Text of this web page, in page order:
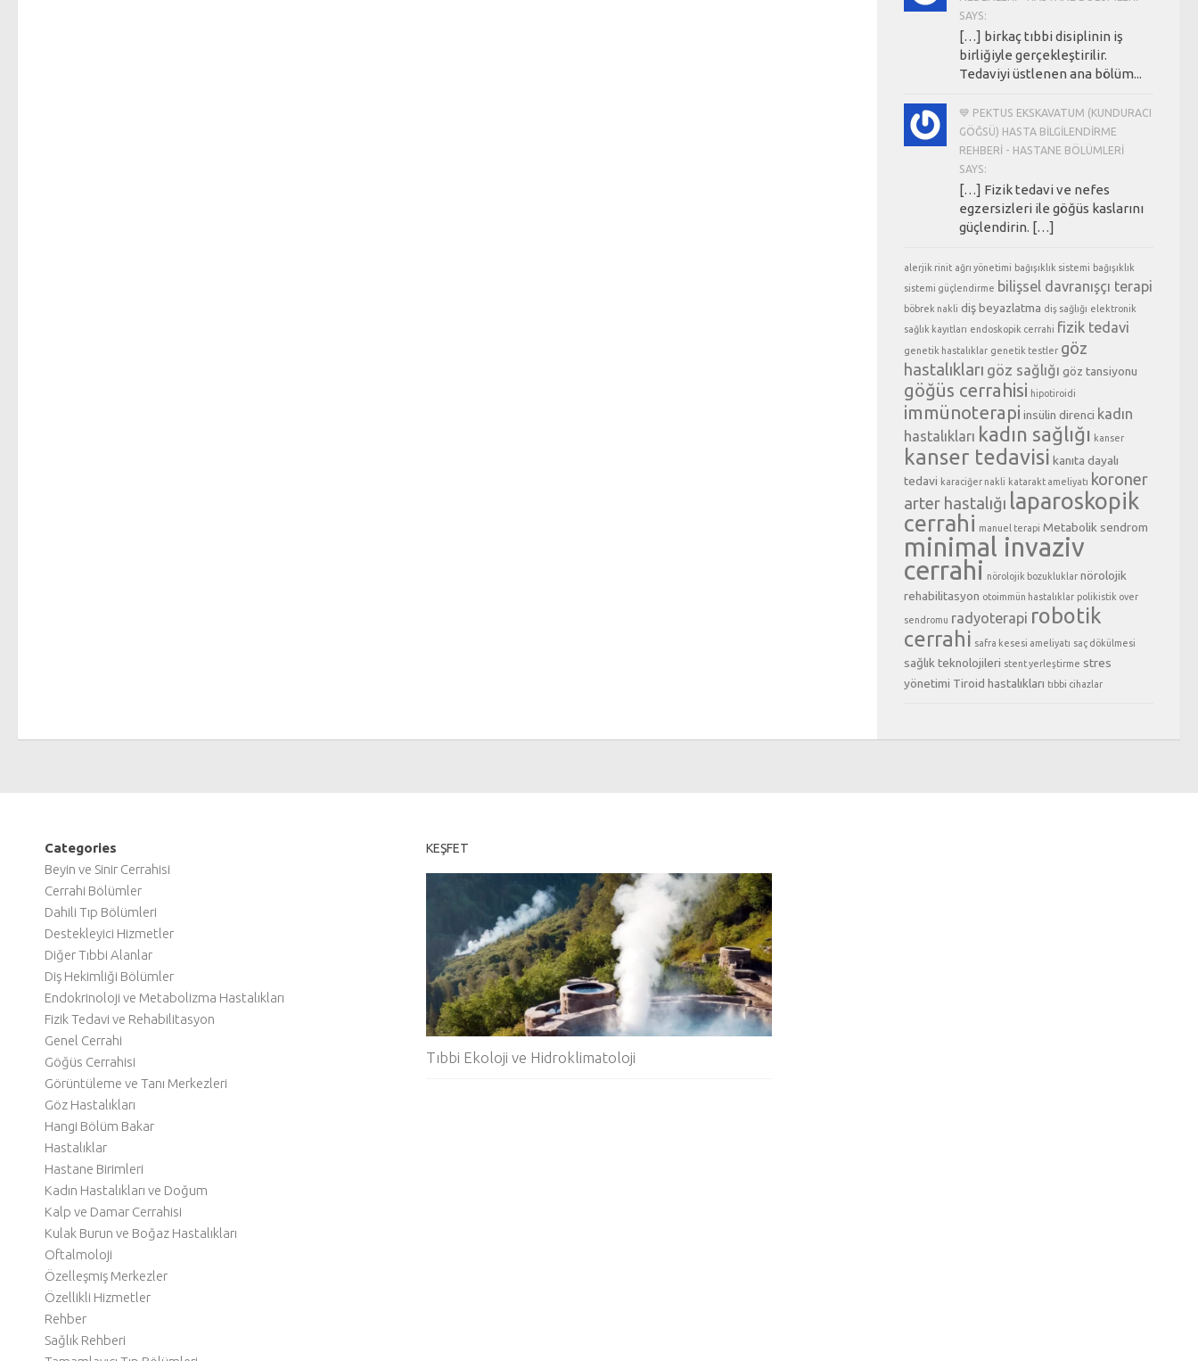
SAYS:
[…] birkaç tıbbi disiplinin iş
birliğiyle gerçekleştirilir.
Tedaviyi üstlenen ana bölüm...
💙 PEKTUS EKSKAVATUM (KUNDURACI
GÖĞSÜ) HASTA BILGILENDIRME
REHBERI - HASTANE BÖLÜMLERI
SAYS:
[…] Fizik tedavi ve nefes
egzersizleri ile göğüs kaslarını
güçlendirin. […]
alerjik rinit ağrı yönetimi bağışıklık sistemi bağışıklık
sistemi güçlendirme bilişsel davranışçı terapi
böbrek nakli diş beyazlatma diş sağlığı elektronik
sağlık kayıtları endoskopik cerrahi fizik tedavi
genetik hastalıklar genetik testler göz
hastalıkları göz sağlığı göz tansiyonu
göğüs cerrahisi hipotiroidi
immünoterapi insülin direnci kadın
hastalıkları kadın sağlığı kanser
kanser tedavisi kanıta dayalı
tedavi karaciğer nakli katarakt ameliyatı koroner
arter hastalığı laparoskopik
cerrahi manuel terapi Metabolik sendrom
minimal invaziv
cerrahi nörolojik bozukluklar nörolojik
rehabilitasyon otoimmün hastalıklar polikistik over
sendromu radyoterapi robotik
cerrahi safra kesesi ameliyatı saç dökülmesi
sağlık teknolojileri stent yerleştirme stres
yönetimi Tiroid hastalıkları tıbbi cihazlar
Categories
Beyin ve Sinir Cerrahisi
Cerrahi Bölümler
Dahili Tıp Bölümleri
Destekleyici Hizmetler
Diğer Tıbbi Alanlar
Diş Hekimliği Bölümler
Endokrinoloji ve Metabolizma Hastalıkları
Fizik Tedavi ve Rehabilitasyon
Genel Cerrahi
Göğüs Cerrahisi
Görüntüleme ve Tanı Merkezleri
Göz Hastalıkları
Hangi Bölüm Bakar
Hastalıklar
Hastane Birimleri
Kadın Hastalıkları ve Doğum
Kalp ve Damar Cerrahisi
Kulak Burun ve Boğaz Hastalıkları
Oftalmoloji
Özelleşmiş Merkezler
Özellikli Hizmetler
Rehber
Sağlık Rehberi
KEŞFET
Tıbbi Ekoloji ve Hidroklimatoloji